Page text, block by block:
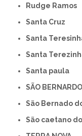
Rudge Ramos
Santa Cruz
Santa
Santa
Santa paula
SÃO
São Bernado
São caetano